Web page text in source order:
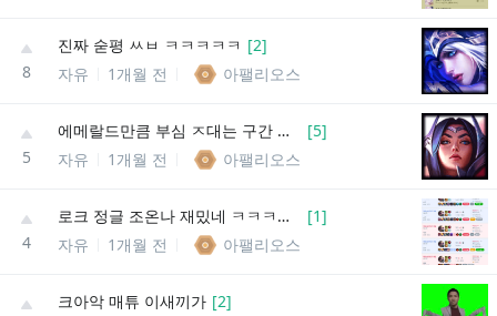
8
진짜 숟평 ㅆㅂ ㅋㅋㅋㅋㅋ [2]
자유
1개월 전 아팰리오스
5
에메랄드만큼 부심 ㅈ대는 구간 없는듯 [5]
자유
1개월 전 아팰리오스
4
로크 정글 조온나 재밌네 ㅋㅋㅋㅋㅋㅋ [1]
자유
1개월 전 아팰리오스
크아악 매튜 이새끼가 [2]